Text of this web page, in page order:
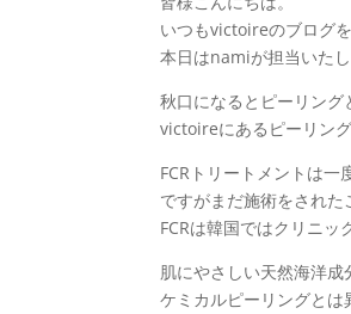
いつもvictoireのブログ
本日はnamiが担当いたし
秋口になるとピーリン
victoireにあるピーリン
FCRトリートメントは一
ですがまだ施術をされた
FCRは韓国ではクリニッ
肌にやさしい天然海洋成
ケミカルピーリングとは